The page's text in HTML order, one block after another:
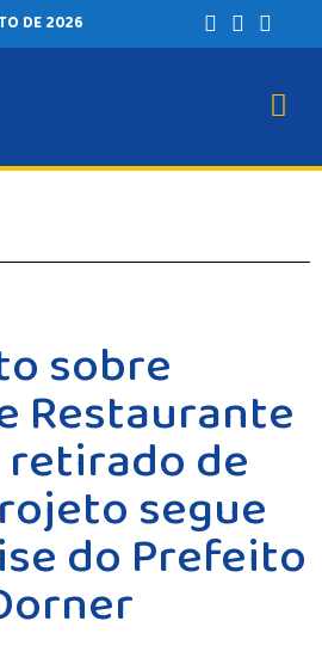
DE 2026
sobre
Restaurante
retirado de
segue
do Prefeito